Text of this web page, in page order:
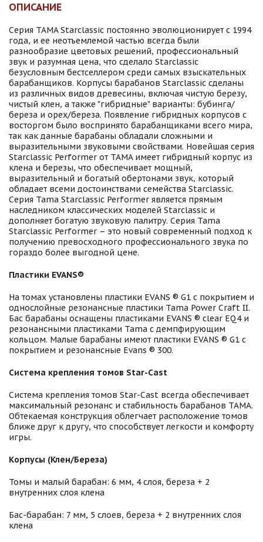
ОПИСАНИЕ
Серия TAMA Starclassic постоянно эволюционирует с 1994
года, и ее неотъемлемой частью всегда были
разнообразие цветовых решений, профессиональный
звук и разумная цена, что сделало Starclassic
безусловным бестселлером среди самых взыскательных
барабанщиков. Корпусы барабанов Starclassic сделаны
из различных видов древесины, включая чистую березу,
чистый клен, а также "гибридные" варианты: бубинга/
береза и орех/береза. Появление гибридных корпусов с
восторгом было воспринято барабанщиками всего мира,
так как данные барабаны обладали сложными и
выразительными звуковыми свойствами. Новейшая серия
Starclassic Performer от TAMA имеет гибридный корпус из
клена и березы, что обеспечивает мощный,
выразительный и богатый обертонами звук, который
обладает всеми достоинствами семейства Starclassic.
Серия Tama Starclassic Performer является прямым
наследником классических моделей Starclassic и
дополняет богатую звуковую палитру. Серия Tama
Starclassic Performer – это новый современный подход к
получению превосходного профессионального звука по
гораздо более выгодной цене.
Пластики EVANS®
На томах установлены пластики EVANS ® G1 с покрытием и
однослойные резонансные пластики Tama Power Craft II.
Бас барабаны оснащены пластиками EVANS ® clear EQ4 и
резонансными пластиками Tama с демпфирующим
кольцом. Малые барабаны имеют пластики EVANS ® G1 с
покрытием и резонансные Evans ® 300.
Система крепления томов Star-Cast
Система крепления томов Star-Cast всегда обеспечивает
максимальный резонанс и стабильность барабанов TAMA.
Обтекаемая конструкция облегчает расположение томов
ближе друг к другу, что способствует легкости и комфорту
игры.
Корпусы (Клен/Береза)
Томы и малый барабан: 6 мм, 4 слоя, береза + 2
внутренних слоя клена
Бас-барабан: 7 мм, 5 слоев, береза + 2 внутренних слоя
клена